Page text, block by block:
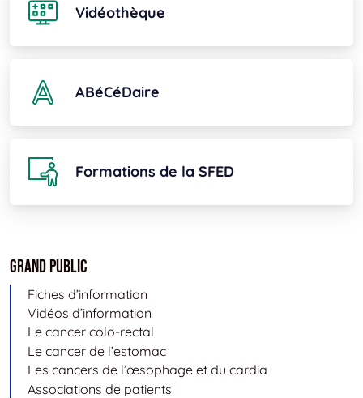
Vidéothèque
ABéCéDaire
Formations de la SFED
Grand public
Fiches d’information
Vidéos d’information
Le cancer colo-rectal
Le cancer de l’estomac
Les cancers de l’œsophage et du cardia
Associations de patients